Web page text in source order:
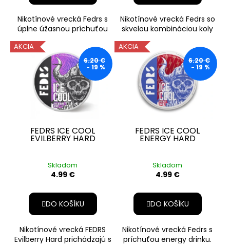
Nikotínové vrecká Fedrs s
úplne úžasnou príchuťou
nikotínové vrecká s
parádnou
Nikotínové vrecká Fedrs so
skvelou kombináciou koly
jemné a veľmi príjemn
AKCIA
6.20 €
- 19 %
FEDRS ICE COOL
EVILBERRY HARD
Skladom
4.99 €
DO KOŠÍKU
Nikotínové vrecká FEDRS
Evilberry Hard prichádzajú s
AKCIA
6.20 €
- 19 %
FEDRS ICE COOL
ENERGY HARD
Skladom
4.99 €
DO KOŠÍKU
Nikotínové vrecká Fedrs s
príchuťou energy drinku.